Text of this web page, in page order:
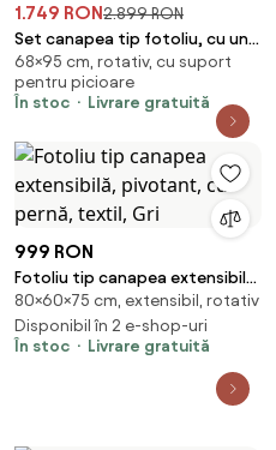
1.749 RON2.899 RON
Set canapea tip fotoliu, cu un
singur loc, taburet inclus,
material tip boucle, rotativ, Alb
68×95 cm, rotativ, cu suport
pentru picioare
În stoc
Livrare gratuită
999 RON
Fotoliu tip canapea extensibilă,
pivotant, cu pernă, textil, Gri
80×60×75 cm, extensibil, rotativ
Disponibil în 2 e-shop-uri
În stoc
Livrare gratuită